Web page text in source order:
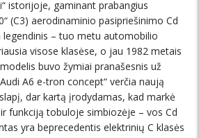
istorijoje, gaminant prabangius
(C3) aerodinaminio pasipriešinimo Cd
legendinis – tuo metu automobilio
visose klasėse, o jau 1982 metais
buvo žymiai pranašesnis už
A6 e-tron concept“ verčia naują
dar kartą įrodydamas, kad markė
funkciją tobuloje simbiozėje – vos Cd
yra beprecedentis elektrinių C klasės